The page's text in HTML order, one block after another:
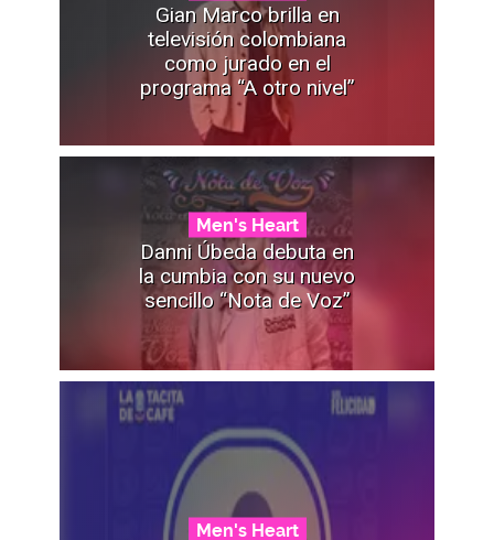
Gian Marco brilla en
televisión colombiana
como jurado en el
programa “A otro nivel”
Men's Heart
Danni Úbeda debuta en
la cumbia con su nuevo
sencillo “Nota de Voz”
Men's Heart